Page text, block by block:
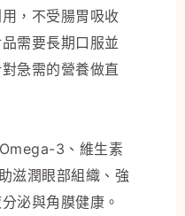
，不受腸胃吸收
需要長期口服並
急需的營養做直
3、維生素
滋潤眼部組織、強
泌與角膜健康。